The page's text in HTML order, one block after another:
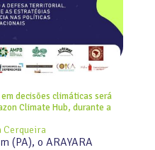
decisões climáticas será
Climate Hub, durante a
Cerqueira
(PA), o ARAYARA